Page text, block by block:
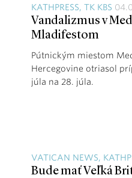
KATHPRESS, TK KBS
Vandalizmus v
Mladifestom
Pútnickým miestom
Hercegovine otriasol
júla na 28. júla.
VATICAN NEWS,
Bude mať Veľká